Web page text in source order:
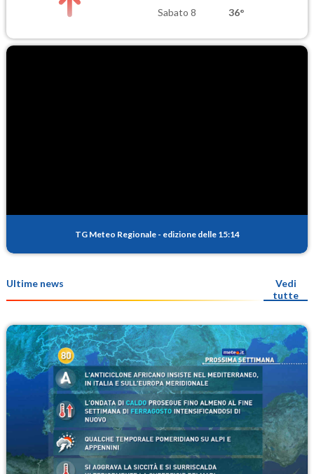
Sabato 8 36°
TG Meteo Regionale - edizione delle 15:14
Ultime news
Vedi
tutte